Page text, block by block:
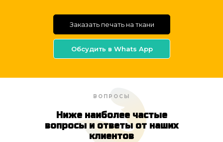
Заказать печать на ткани
Обсудить в Whats App
Ниже наиболее частые
вопросы и ответы от наших
клиентов
ВОПРОСЫ